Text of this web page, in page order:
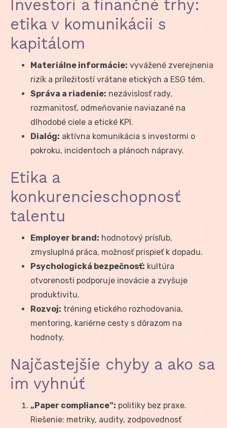
Investori a finančné trhy:
etika v komunikácii s
kapitálom
Materiálne informácie: vyvážené zverejnenia
rizík a príležitostí vrátane etických a ESG tém.
Správa a riadenie: nezávislosť rady,
rozmanitosť, odmeňovanie naviazané na
dlhodobé ciele a etické KPI.
Dialóg: aktívna komunikácia s investormi o
pokroku, incidentoch a plánoch nápravy.
Etika a
konkurencieschopnosť
talentu
Employer brand: hodnotový prísľub,
zmysluplná práca, možnosť prispieť k dopadu.
Psychologická bezpečnosť: kultúra
otvorenosti podporuje inovácie a zvyšuje
produktivitu.
Rozvoj: tréning etického rozhodovania,
mentoring, kariérne cesty s dôrazom na
hodnoty.
Najčastejšie chyby a ako sa
im vyhnúť
„Paper compliance“: politiky bez praxe.
Riešenie: metriky, audity, zodpovednosť